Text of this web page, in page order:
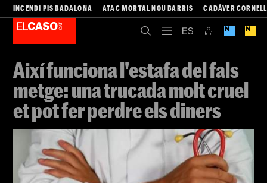
INCENDI PIS BADALONA ATAC MORTAL NOU BARRIS CADÀVER
Així funciona l'estafa del fals
metge: una trucada molt cruel
et pot fer perdre els diners